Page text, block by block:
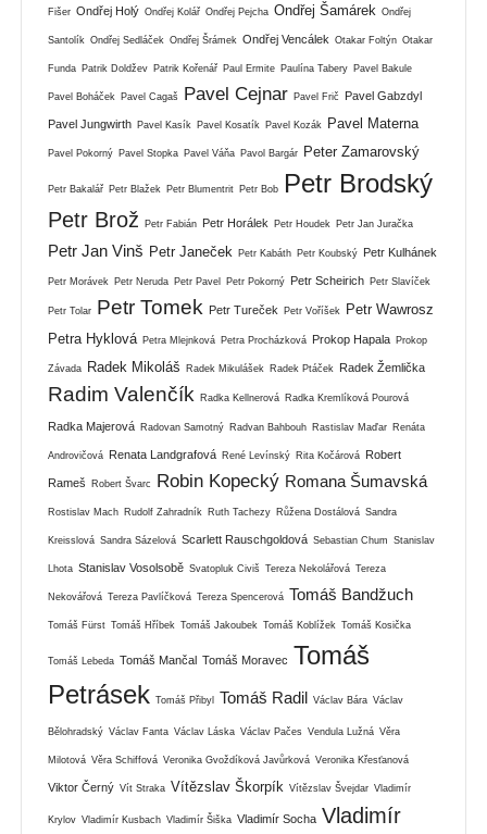
Fišer Ondřej Holý Ondřej Kolář Ondřej Pejcha Ondřej Šamárek Ondřej
Santolík Ondřej Sedláček Ondřej Šrámek Ondřej Vencálek Otakar Foltýn Otakar
Funda Patrik Doldžev Patrik Kořenář Paul Ermite Paulína Tabery Pavel Bakule
Pavel Boháček Pavel Cagaš Pavel Cejnar Pavel Frič Pavel Gabzdyl
Pavel Jungwirth Pavel Kasík Pavel Kosatík Pavel Kozák Pavel Materna
Pavel Pokorný Pavel Stopka Pavel Váňa Pavol Bargár Peter Zamarovský
Petr Bakalář Petr Blažek Petr Blumentrit Petr Bob Petr Brodský
Petr Brož Petr Fabián Petr Horálek Petr Houdek Petr Jan Juračka
Petr Jan Vinš Petr Janeček Petr Kabáth Petr Koubský Petr Kulhánek
Petr Morávek Petr Neruda Petr Pavel Petr Pokorný Petr Scheirich Petr Slavíček
Petr Tolar Petr Tomek Petr Tureček Petr Voříšek
Petr Wawrosz
Petra Hyklová Petra Mlejnková Petra Procházková Prokop Hapala Prokop
Závada Radek Mikoláš Radek Mikulášek Radek Ptáček Radek Žemlička
Radim Valenčík Radka Kellnerová Radka Kremlíková Pourová
Radka Majerová Radovan Samotný Radvan Bahbouh Rastislav Maďar Renáta
Androvičová Renata Landgrafová René Levínský Rita Kočárová Robert
Rameš Robert Švarc Robin Kopecký Romana Šumavská
Rostislav Mach Rudolf Zahradník Ruth Tachezy Růžena Dostálová Sandra
Kreisslová Sandra Sázelová Scarlett Rauschgoldová Sebastian Chum Stanislav
Lhota Stanislav Vosolsobě Svatopluk Civiš Tereza Nekolářová Tereza
Nekovářová Tereza Pavlíčková Tereza Spencerová Tomáš Bandžuch
Tomáš Fürst Tomáš Hříbek Tomáš Jakoubek Tomáš Koblížek Tomáš Kosička
Tomáš Lebeda Tomáš Mančal Tomáš Moravec Tomáš
Petrásek Tomáš Přibyl Tomáš Radil Václav Bára Václav
Bělohradský Václav Fanta Václav Láska Václav Pačes Vendula Lužná Věra
Milotová Věra Schiffová Veronika Gvoždíková Javůrková Veronika Křesťanová
Viktor Černý Vít Straka Vítězslav Škorpík Vítězslav Švejdar Vladimír
Krylov Vladimír Kusbach Vladimír Šiška Vladimír Socha Vladimír